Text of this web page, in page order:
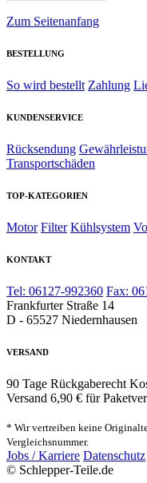
Zum Seitenanfang
BESTELLUNG
So wird bestellt Zahlung
KUNDENSERVICE
Rücksendung
Transportschäden
TOP-KATEGORIEN
Motor Filter Kühlsystem
KONTAKT
Tel: 06127-992360 Fax:
Frankfurter Straße 14
D - 65527 Niedernhausen
VERSAND
90 Tage Rückgaberecht
Versand 6,90 € für
* Wir vertreiben keine
Vergleichsnummer.
Jobs / Karriere Datenschutz
© Schlepper-Teile.de